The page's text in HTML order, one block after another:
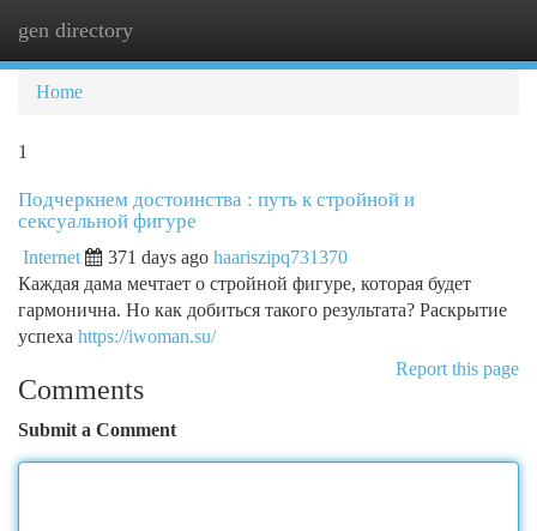
gen directory
Home
1
Подчеркнем достоинства : путь к стройной и
сексуальной фигуре
Internet 371 days ago haariszipq731370
Каждая дама мечтает о стройной фигуре, которая будет
гармонична. Но как добиться такого результата? Раскрытие
успеха https://iwoman.su/
Report this page
Comments
Submit a Comment